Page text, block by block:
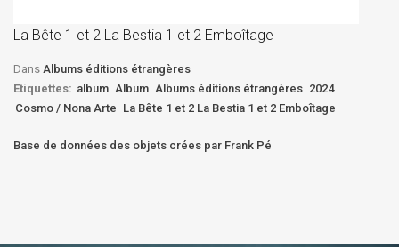
La Bête 1 et 2 La Bestia 1 et 2 Emboîtage
Dans Albums éditions étrangères
Etiquettes: album Album Albums éditions étrangères 2024
Cosmo / Nona Arte La Bête 1 et 2 La Bestia 1 et 2 Emboîtage
Base de données des objets crées par Frank Pé